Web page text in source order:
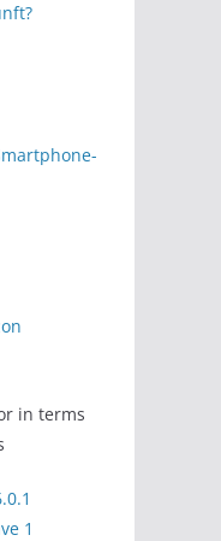
in terms
1